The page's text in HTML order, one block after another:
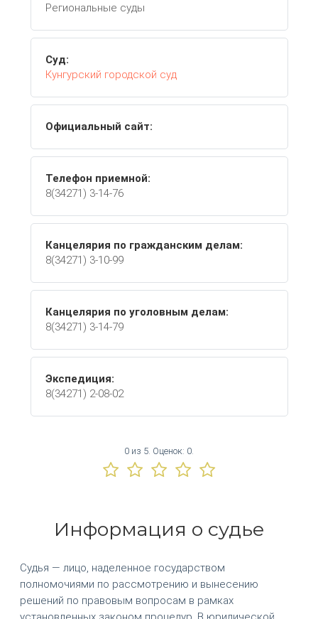
Региональные суды
Суд:
Кунгурский городской суд
Официальный сайт:
Телефон приемной:
8(34271) 3-14-76
Канцелярия по гражданским делам:
8(34271) 3-10-99
Канцелярия по уголовным делам:
8(34271) 3-14-79
Экспедиция:
8(34271) 2-08-02
0 из 5. Оценок: 0
Информация о судье
Судья — лицо, наделенное государством
полномочиями по рассмотрению и вынесению
решений по правовым вопросам в рамках